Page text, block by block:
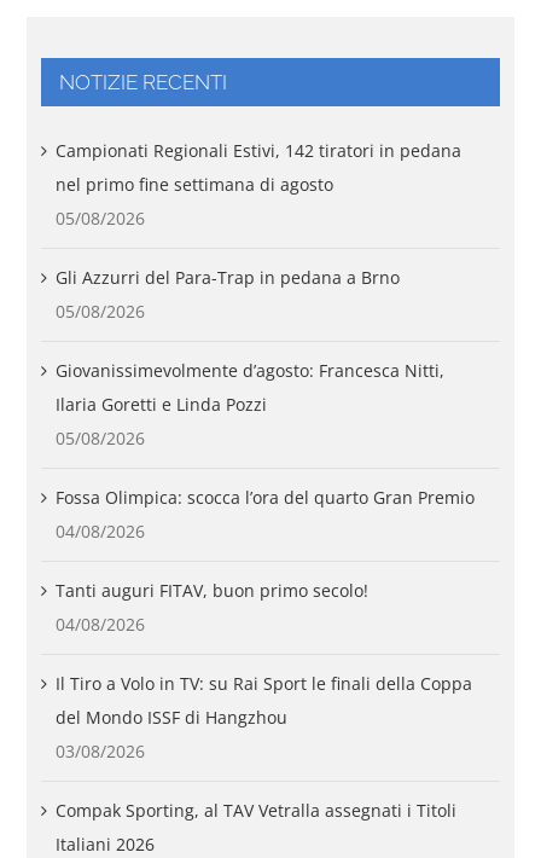
NOTIZIE RECENTI
Campionati Regionali Estivi, 142 tiratori in pedana
nel primo fine settimana di agosto
05/08/2026
Gli Azzurri del Para-Trap in pedana a Brno
05/08/2026
Giovanissimevolmente d’agosto: Francesca Nitti,
Ilaria Goretti e Linda Pozzi
05/08/2026
Fossa Olimpica: scocca l’ora del quarto Gran Premio
04/08/2026
Tanti auguri FITAV, buon primo secolo!
04/08/2026
Il Tiro a Volo in TV: su Rai Sport le finali della Coppa
del Mondo ISSF di Hangzhou
03/08/2026
Compak Sporting, al TAV Vetralla assegnati i Titoli
Italiani 2026